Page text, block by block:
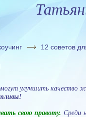
12 советов
улучшить
свою правоту. Среди